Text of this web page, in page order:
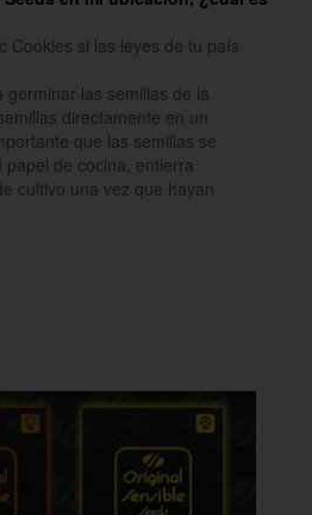
Cookies si las leyes de tu país
las semillas de la
directamente en un
que las semillas se
de cocina, entierra
cultivo una vez que hayan